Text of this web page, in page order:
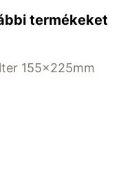
termékeket
155x225mm